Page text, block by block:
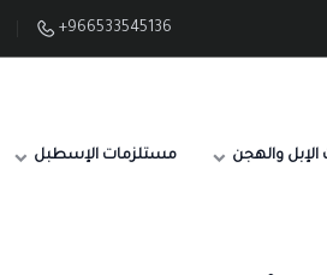
+966533545136
والهجن مستلزمات الإسطبل